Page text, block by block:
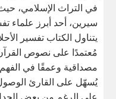
في التراث الإسلامي،
سيرين، أحد أبرز علماء
يتناول الكتاب تفسير
مُعتمدًا على نصوص القرآن
مصداقية وعمقًا في
يُسهّل على القارئ